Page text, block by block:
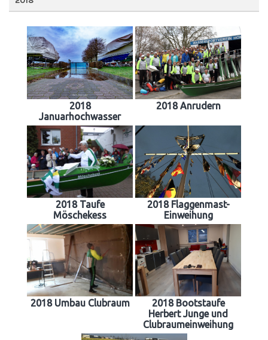
2018
Januarhochwasser
2018 Anrudern
2018 Taufe
Möschekess
2018 Flaggenmast-
Einweihung
2018 Umbau Clubraum
2018 Bootstaufe
Herbert Junge und
Clubraumeinweihung